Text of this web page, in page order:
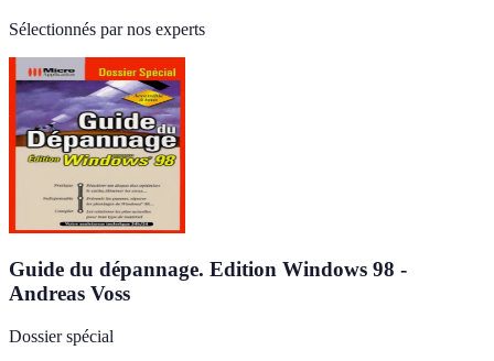
Sélectionnés par nos experts
Guide du dépannage. Edition Windows 98 -
Andreas Voss
Dossier spécial